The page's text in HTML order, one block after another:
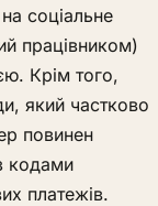
соціальне
працівником)
Крім того,
який частково
повинен
кодами
платежів.